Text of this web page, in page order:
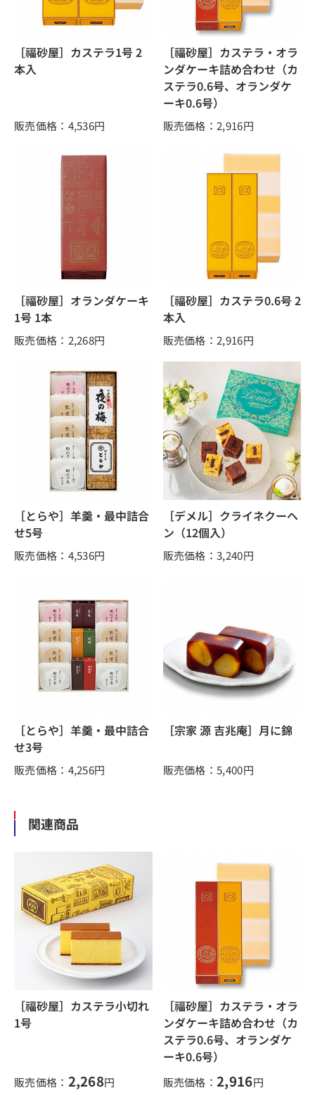
［福砂屋］カステラ1号 2
本入
販売価格：4,536円
［福砂屋］カステラ・オラ
ンダケーキ詰め合わせ（カ
ステラ0.6号、オランダケ
ーキ0.6号）
販売価格：2,916円
［福砂屋］オランダケーキ
1号 1本
販売価格：2,268円
［福砂屋］カステラ0.6号 2
本入
販売価格：2,916円
［とらや］羊羹・最中詰合
せ5号
販売価格：4,536円
［デメル］クライネクーヘ
ン（12個入）
販売価格：3,240円
［とらや］羊羹・最中詰合
せ3号
販売価格：4,256円
［宗家 源 吉兆庵］月に錦
販売価格：5,400円
関連商品
［福砂屋］カステラ小切れ
1号
販売価格： 2,268円
［福砂屋］カステラ・オラ
ンダケーキ詰め合わせ（カ
ステラ0.6号、オランダケ
ーキ0.6号）
販売価格： 2,916円